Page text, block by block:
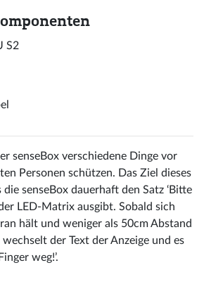
S2
senseBox verschiedene Dinge vor
Personen schützen. Das Ziel dieses
die senseBox dauerhaft den Satz ‘Bitte
LED-Matrix ausgibt. Sobald sich
hält und weniger als 50cm Abstand
der Text der Anzeige und es
weg!’.